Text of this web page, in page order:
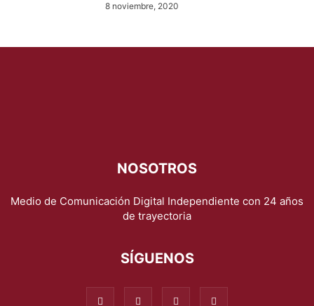
8 noviembre, 2020
NOSOTROS
Medio de Comunicación Digital Independiente con 24 años
de trayectoria
SÍGUENOS